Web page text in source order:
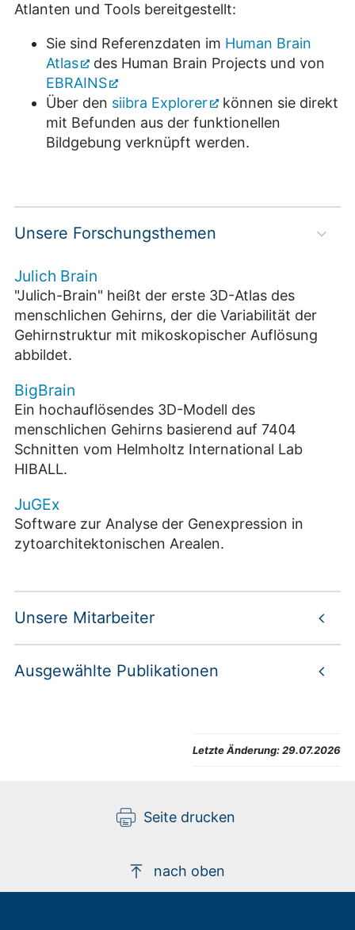
Atlanten und Tools bereitgestellt:
Sie sind Referenzdaten im Human Brain
Atlas
des Human Brain Projects und von
EBRAINS
Über den siibra Explorer
können sie direkt
mit Befunden aus der funktionellen
Bildgebung verknüpft werden.
Unsere Forschungsthemen
Julich Brain
"Julich-Brain" heißt der erste 3D-Atlas des
menschlichen Gehirns, der die Variabilität der
Gehirnstruktur mit mikoskopischer Auflösung
abbildet.
BigBrain
Ein hochauflösendes 3D-Modell des
menschlichen Gehirns basierend auf 7404
Schnitten vom Helmholtz International Lab
HIBALL.
JuGEx
Software zur Analyse der Genexpression in
zytoarchitektonischen Arealen.
Unsere Mitarbeiter
Ausgewählte Publikationen
Letzte Änderung:29.07.2026
Seite drucken
nach oben